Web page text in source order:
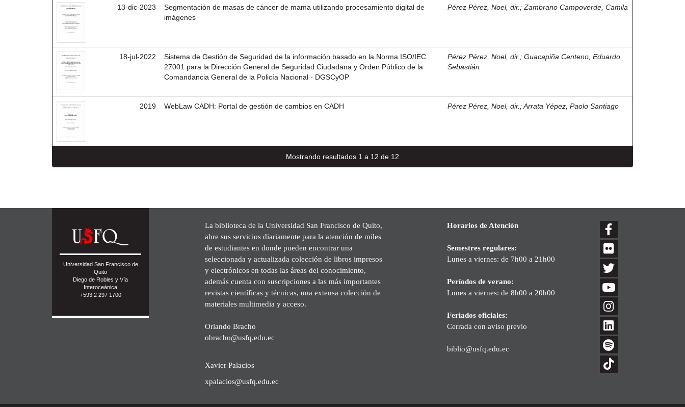
13-dic-2023
Segmentación de masas de cáncer de mama utilizando procesamiento digital de
imágenes
Pérez Pérez, Noel, dir. ; Zambrano Campoverde, Camila
18-jul-2022
Sistema de Gestión de Seguridad de la información basado en la Norma ISO/IEC
27001 para la Dirección General de Seguridad Ciudadana y Orden Público de la
Comandancia General de la Policía Nacional - DGSCyOP
Pérez Pérez, Noel, dir. ; Guacapiña Centeno, Eduardo
Sebastián
2019 WebLaw CADH: Portal de gestión de cambios en CADH Pérez Pérez, Noel, dir. ;Arrata Yépez, Paolo Santiago
Mostrando resultados 1 a 12 de 12
Universidad San Francisco de
Quito
Diego de Robles y Vía
Interoceánica
+593 2 297 1700
La biblioteca de la Universidad San Francisco de Quito,
abre sus servicios diariamente para la atención de miles
de estudiantes en donde pueden encontrar una
seleccionada y actualizada colección de libros impresos
y electrónicos en todas las áreas del conocimiento,
además cuenta con suscripciones a las más importantes
revistas científicas y técnicas, una extensa colección de
materiales multimedia y acceso.
Orlando Bracho
obracho@usfq.edu.ec
Xavier Palacios
xpalacios@usfq.edu.ec
Horarios de Atención
Semestres regulares:
Lunes a viernes: de 7h00 a 21h00
Períodos de verano:
Lunes a viernes: de 8h00 a 20h00
Feriados oficiales:
Cerrada con aviso previo
biblio@usfq.edu.ec